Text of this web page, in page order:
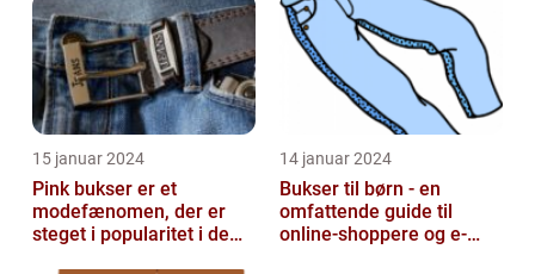
15 januar 2024
Pink bukser er et
modefænomen, der er
steget i popularitet i de
14 januar 2024
Bukser til børn - en
omfattende guide til
online-shoppere og e-